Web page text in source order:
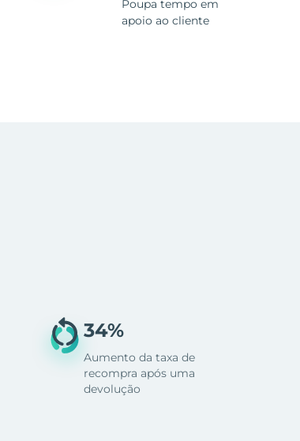
Poupa tempo em
apoio ao cliente
34%
Aumento da taxa de
recompra após uma
devolução